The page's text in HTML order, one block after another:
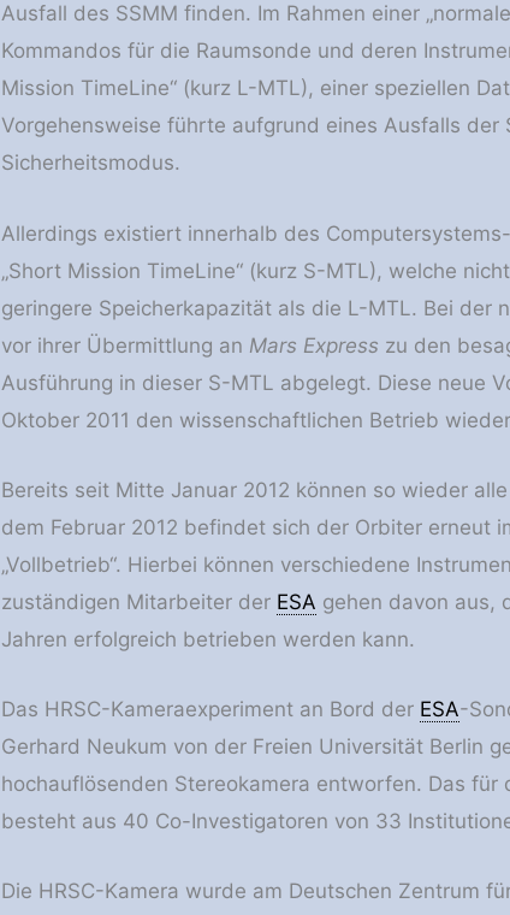
Ausfall des SSMM finden. Im Rahmen einer
Kommandos für die Raumsonde und deren
Mission TimeLine“ (kurz L-MTL), einer speziellen
Vorgehensweise führte aufgrund eines Ausfalls
Sicherheitsmodus.
Allerdings existiert innerhalb des
„Short Mission TimeLine“ (kurz S-MTL), welche
geringere Speicherkapazität als die L-MTL. Bei der
vor ihrer Übermittlung an Mars Express zu den
Ausführung in dieser S-MTL abgelegt. Diese neue
Oktober 2011 den wissenschaftlichen Betrieb
Bereits seit Mitte Januar 2012 können so wieder
dem Februar 2012 befindet sich der Orbiter erneut
„Vollbetrieb“. Hierbei können verschiedene
zuständigen Mitarbeiter der ESA gehen davon aus,
Jahren erfolgreich betrieben werden kann.
Das HRSC-Kameraexperiment an Bord der ESA-
Gerhard Neukum von der Freien Universität Berlin
hochauflösenden Stereokamera entworfen. Das
besteht aus 40 Co-Investigatoren von 33
Die HRSC-Kamera wurde am Deutschen Zentrum